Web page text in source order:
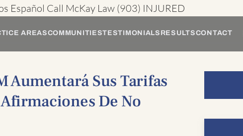
Español Call McKay Law (903) INJURED
AREASCOMMUNITIESTESTIMONIALS RESULTSCONTACT
Aumentará Sus Tarifas
De No